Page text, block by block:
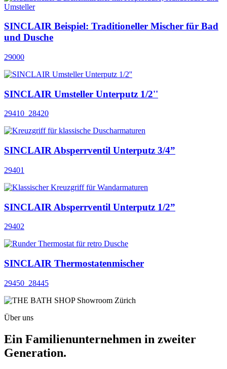
SINCLAIR Beispiel: Traditioneller Mischer für Bad
und Dusche
29000
SINCLAIR Umsteller Unterputz 1/2''
29410_28420
SINCLAIR Absperrventil Unterputz 3/4”
29401
SINCLAIR Absperrventil Unterputz 1/2”
29402
SINCLAIR Thermostatenmischer
29450_28445
Über uns
Ein Familienunternehmen in zweiter
Generation.